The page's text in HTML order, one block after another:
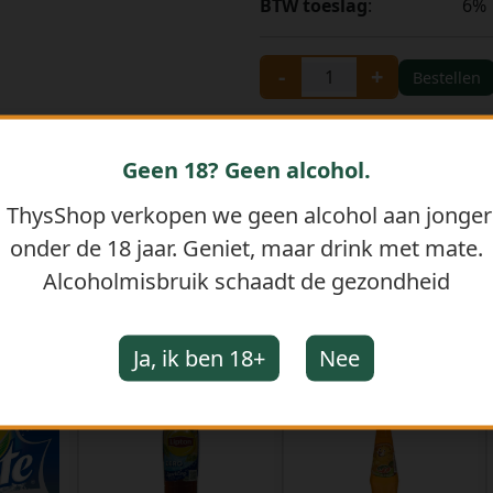
BTW toeslag: 6%
- + Bestellen
GERELATEERDE PRODUCTEN
Geen 18? Geen alcohol.
ThysShop verkopen we geen alcohol aan
onder de 18 jaar. Geniet, maar drink met mate.
Alcoholmisbruik schaadt de gezondheid
Ja, ik ben 18+ Nee